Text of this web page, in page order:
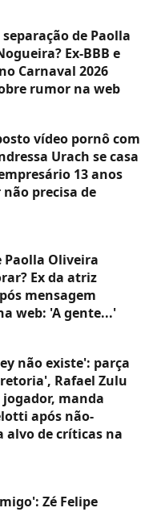
de Paolla
Ex-BBB e
Carnaval 2026
rumor na web
vídeo pornô com
Urach se casa
13 anos
não precisa de
Paolla Oliveira
Ex da atriz
mensagem
web: 'A gente...'
não existe': parça
Rafael Zulu
manda
após não-
alvo de críticas na
Zé Felipe